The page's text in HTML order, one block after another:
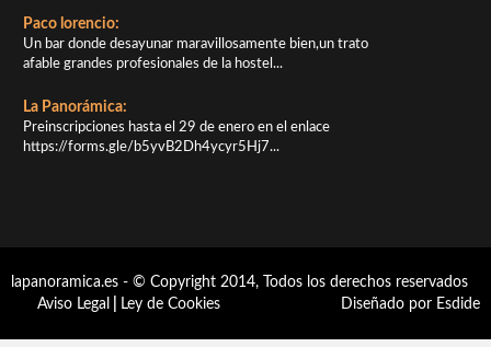
Paco lorencio:
Un bar donde desayunar maravillosamente bien,un trato
afable grandes profesionales de la hostel...
La Panorámica:
Preinscripciones hasta el 29 de enero en el enlace
https://forms.gle/b5yvB2Dh4ycyr5Hj7...
lapanoramica.es - © Copyright 2014, Todos los derechos reservados
Aviso Legal
Ley de Cookies Diseñado por Esdide